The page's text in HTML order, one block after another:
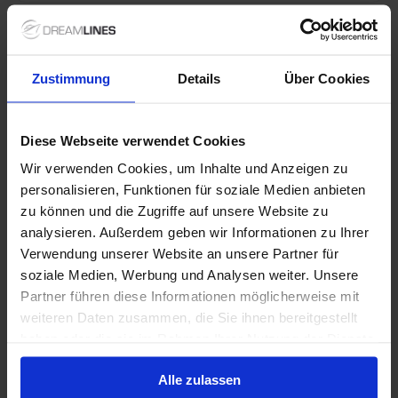
Zustimmung Details Über Cookies
Diese Webseite verwendet Cookies
Wir verwenden Cookies, um Inhalte und Anzeigen zu
personalisieren, Funktionen für soziale Medien anbieten
zu können und die Zugriffe auf unsere Website zu
analysieren. Außerdem geben wir Informationen zu Ihrer
Verwendung unserer Website an unsere Partner für
soziale Medien, Werbung und Analysen weiter. Unsere
Partner führen diese Informationen möglicherweise mit
weiteren Daten zusammen, die Sie ihnen bereitgestellt
gesammelt haben.
Alle zulassen
Verdere informatie
Optionele diensten
Niet inbegrepen diensten
1 / 44
AIDAnova
Welkom aan boord van dit prachtige schip van AIDA